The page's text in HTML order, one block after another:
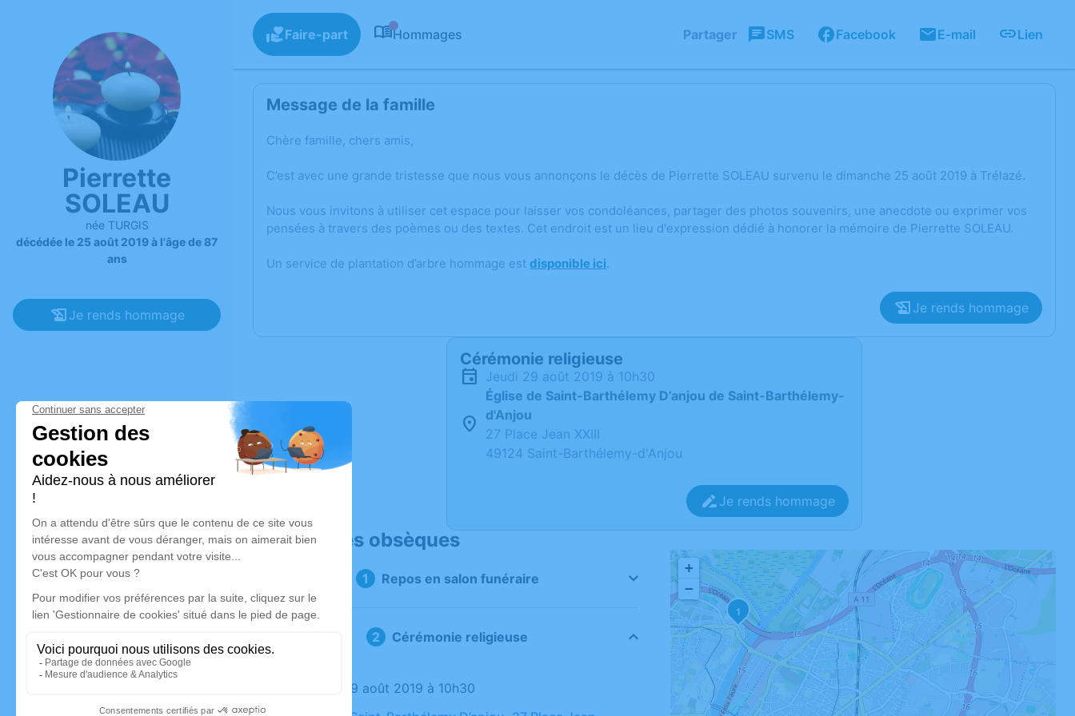
Pierrette
SOLEAU
née TURGIS
décédée le 25 août 2019 à l'âge de 87
ans
Je rends hommage
Faire-part Hommages Partager SMS Facebook E-mail Lien
Message de la famille
Chère famille, chers amis,
C’est avec une grande tristesse que nous vous annonçons le décès de Pierrette SOLEAU survenu le dimanche 25 août 2019 à Trélazé.
Nous vous invitons à utiliser cet espace pour laisser vos condoléances, partager des photos souvenirs, une anecdote ou exprimer vos
pensées à travers des poèmes ou des textes. Cet endroit est un lieu d'expression dédié à honorer la mémoire de Pierrette SOLEAU.
Un service de plantation d’arbre hommage est disponible ici.
Je rends hommage
Cérémonie religieuse
jeudi 29 août 2019 à 10h30
Église de Saint-Barthélemy D’anjou de Saint-Barthélemy-
d'Anjou
27 Place Jean XXIII
49124 Saint-Barthélemy-d'Anjou
Je rends hommage
Déroulé des obsèques
Repos en salon funéraire
Cérémonie religieuse
Le jeudi 29 août 2019 à 10h30
1
+
−